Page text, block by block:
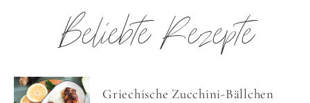
Beliebte Rezepte
Griechische Zucchini-Bällchen